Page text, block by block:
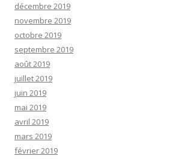
décembre 2019
novembre 2019
octobre 2019
septembre 2019
août 2019
juillet 2019
juin 2019
mai 2019
avril 2019
mars 2019
février 2019